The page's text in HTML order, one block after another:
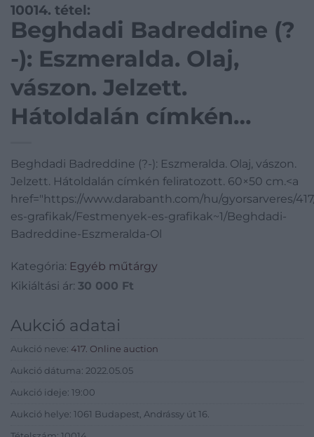
10014. tétel:
Beghdadi Badreddine (?
-): Eszmeralda. Olaj,
vászon. Jelzett.
Hátoldalán címkén
Beghdadi Badreddine (?-): Eszmeralda. Olaj, vászon.
Jelzett. Hátoldalán címkén feliratozott. 60×50 cm.<a
href="https://www.darabanth.com/hu/gyorsarveres/
es-grafikak/Festmenyek-es-grafikak~1/Beghdadi-
Badreddine-Eszmeralda-Ol
Kategória: Egyéb műtárgy
Kikiáltási ár: 30 000 Ft
Aukció adatai
Aukció neve: 417. Online auction
Aukció dátuma: 2022.05.05
Aukció ideje: 19:00
Aukció helye: 1061 Budapest, Andrássy út 16.